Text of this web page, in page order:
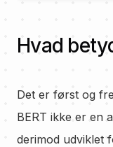
Hvad
Det er først og
BERT ikke er en
derimod udviklet